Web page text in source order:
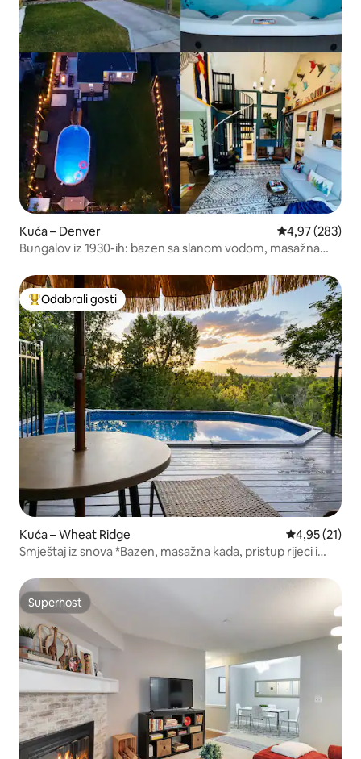
Kuća – Denver Prosječna
4,97 (283)
Bungalov iz 1930-ih: bazen sa slanom vodom, masažna
Među najviše rangiranima s oznakom „Odabrali gosti”
Odabrali gosti
Kuća – Wheat Ridge Prosječna
4,95 (21)
Smještaj iz snova *Bazen, masažna kada, pristup rijeci i
Superhost
Superhost